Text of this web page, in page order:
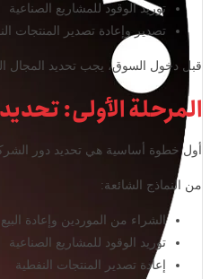
توريد الوقود للمشاريع الصناعية
تصدير وإعادة تصدير المنتجات
قبل دخول السوق، يجب تحديد المجال
المرحلة الأولى:
أول خطوة أساسية هي تحديد دور
من النماذج الشائعة:
الشراء من الموردين وإعادة البيع
توريد الوقود للمشاريع الصناعية
إعادة تصدير المنتجات النفطية